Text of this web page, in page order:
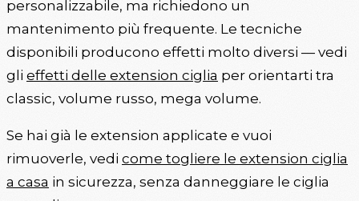
personalizzabile, ma richiedono un
mantenimento più frequente. Le tecniche
disponibili producono effetti molto diversi — vedi
gli effetti delle extension ciglia per orientarti tra
classic, volume russo, mega volume.
Se hai già le extension applicate e vuoi
rimuoverle, vedi come togliere le extension ciglia
a casa in sicurezza, senza danneggiare le ciglia